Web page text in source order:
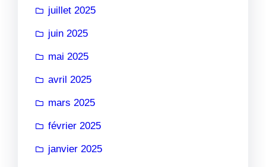
juillet 2025
juin 2025
mai 2025
avril 2025
mars 2025
février 2025
janvier 2025